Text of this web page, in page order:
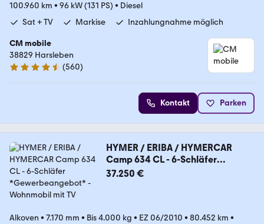
100.960 km • 96 kW (131 PS) • Diesel
Sat + TV
Markise Inzahlungnahme möglich
CM mobile
38829 Harsleben
4.7 Sterne
(560)
Kontakt Parken
HYMER / ERIBA / HYMERCAR
Camp 634 CL - 6-Schläfer
*Gewerbeangebot*
37.250 €
Alkoven • 7.170 mm • Bis 4.000 kg • EZ 06/2010 • 80.452 km •